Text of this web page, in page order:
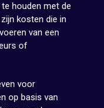
houden met de
kosten die in
van een
of
voor
op basis van